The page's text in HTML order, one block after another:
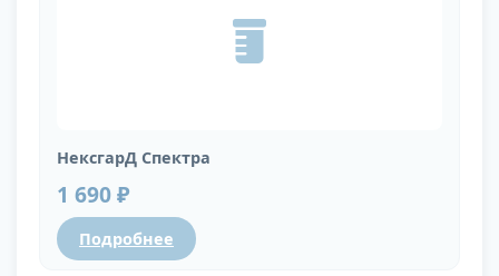
НексгарД Спектра
1 690 ₽
Подробнее